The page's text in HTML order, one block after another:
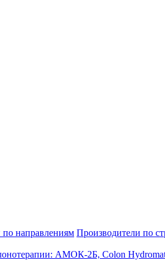
направлениям Производители по